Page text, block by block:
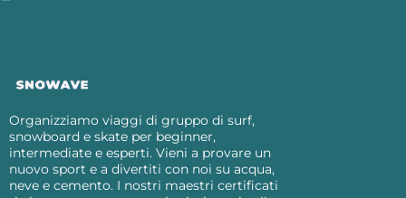
Organizziamo viaggi di gruppo di surf,
snowboard e skate per beginner,
intermediate e esperti. Vieni a provare un
nuovo sport e a divertiti con noi su acqua,
neve e cemento. I nostri maestri certificati